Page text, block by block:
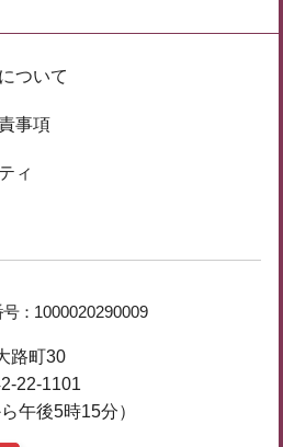
ついて
事項
ィ
： 1000020290009
路町30
22-1101
午後5時15分）